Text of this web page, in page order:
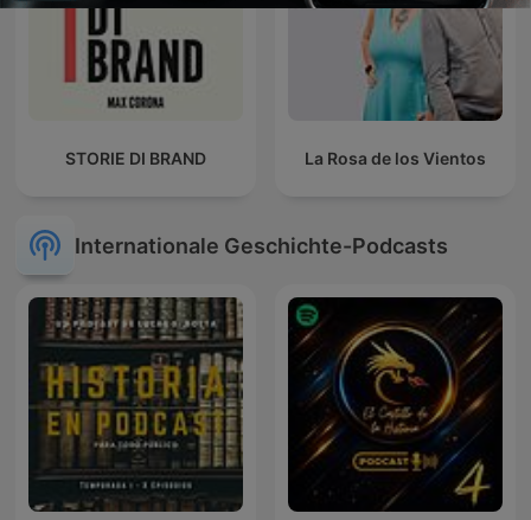
STORIE DI BRAND La Rosa de los Vientos
Internationale Geschichte-Podcasts